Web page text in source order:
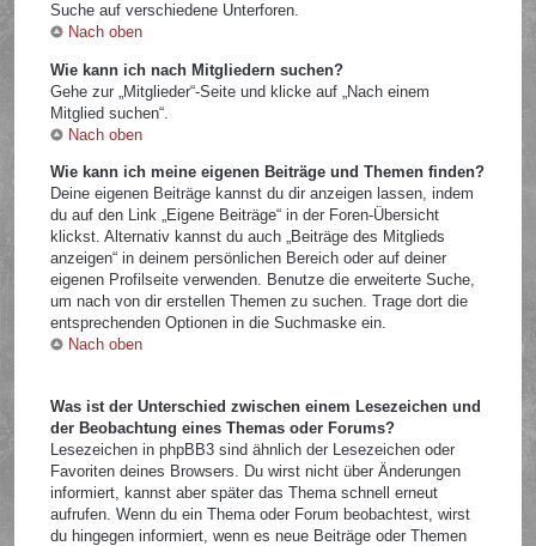
Suche auf verschiedene Unterforen.
Nach oben
Wie kann ich nach Mitgliedern suchen?
Gehe zur „Mitglieder“-Seite und klicke auf „Nach einem
Mitglied suchen“.
Nach oben
Wie kann ich meine eigenen Beiträge und Themen finden?
Deine eigenen Beiträge kannst du dir anzeigen lassen, indem
du auf den Link „Eigene Beiträge“ in der Foren-Übersicht
klickst. Alternativ kannst du auch „Beiträge des Mitglieds
anzeigen“ in deinem persönlichen Bereich oder auf deiner
eigenen Profilseite verwenden. Benutze die erweiterte Suche,
um nach von dir erstellen Themen zu suchen. Trage dort die
entsprechenden Optionen in die Suchmaske ein.
Nach oben
Was ist der Unterschied zwischen einem Lesezeichen und
der Beobachtung eines Themas oder Forums?
Lesezeichen in phpBB3 sind ähnlich der Lesezeichen oder
Favoriten deines Browsers. Du wirst nicht über Änderungen
informiert, kannst aber später das Thema schnell erneut
aufrufen. Wenn du ein Thema oder Forum beobachtest, wirst
du hingegen informiert, wenn es neue Beiträge oder Themen